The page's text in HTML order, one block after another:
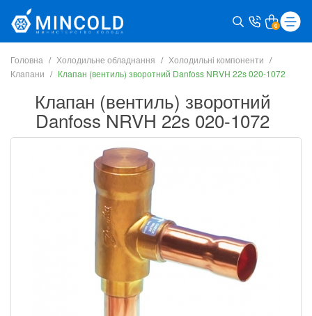
0
Головна Холодильне обладнання
Холодильні компоненти
Клапани
Клапан (вентиль) зворотний Danfoss NRVH 22s 020-1072
Клапан (вентиль) зворотний
Danfoss NRVH 22s 020-1072